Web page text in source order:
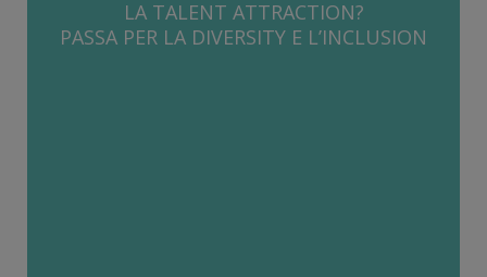
LA TALENT ATTRACTION?
PASSA PER LA DIVERSITY E L’INCLUSION